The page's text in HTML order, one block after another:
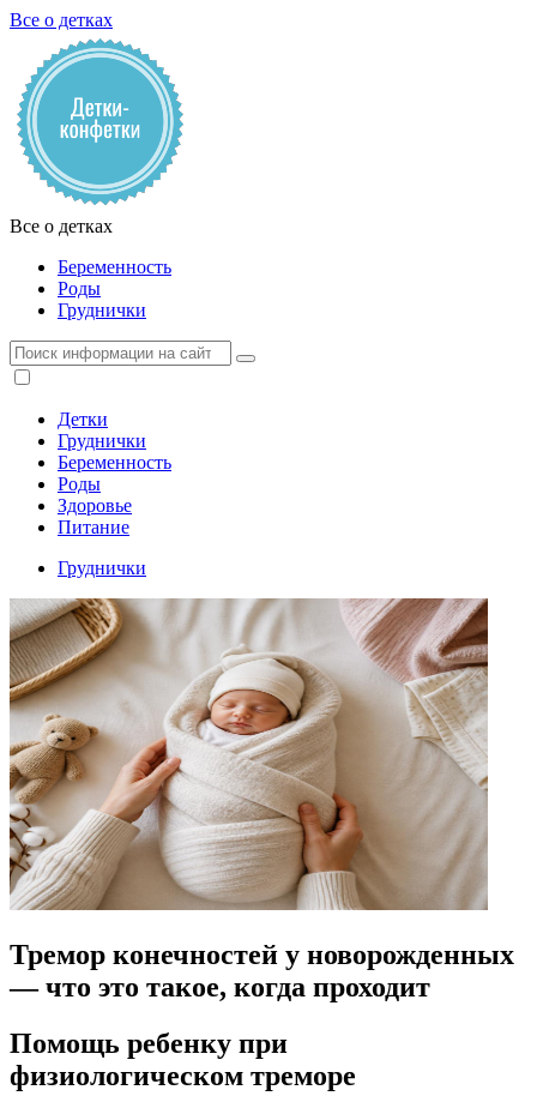
Все о детках
Все о детках
Беременность
Роды
Груднички
Детки
Груднички
Беременность
Роды
Здоровье
Питание
Груднички
Тремор конечностей у новорожденных
— что это такое, когда проходит
Помощь ребенку при
физиологическом треморе